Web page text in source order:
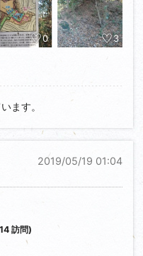
た、ゴルフ場で囲ま
ど、ゴルフ場の造成と
ではなく民有地だそ
城者用駐車場を使う
、対向車が来たらす
築堤工事が行われて
る方は、工事車両の
しょう。
口の辺りから、西側
すけれど、
する為と思われる罠
0 3
ます。
2019/05/19 01:04
訪問)